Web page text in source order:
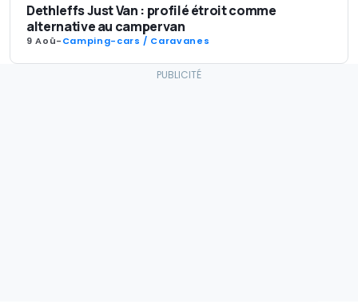
Dethleffs Just Van : profilé étroit comme
alternative au campervan
9 Aoû-Camping-cars / Caravanes